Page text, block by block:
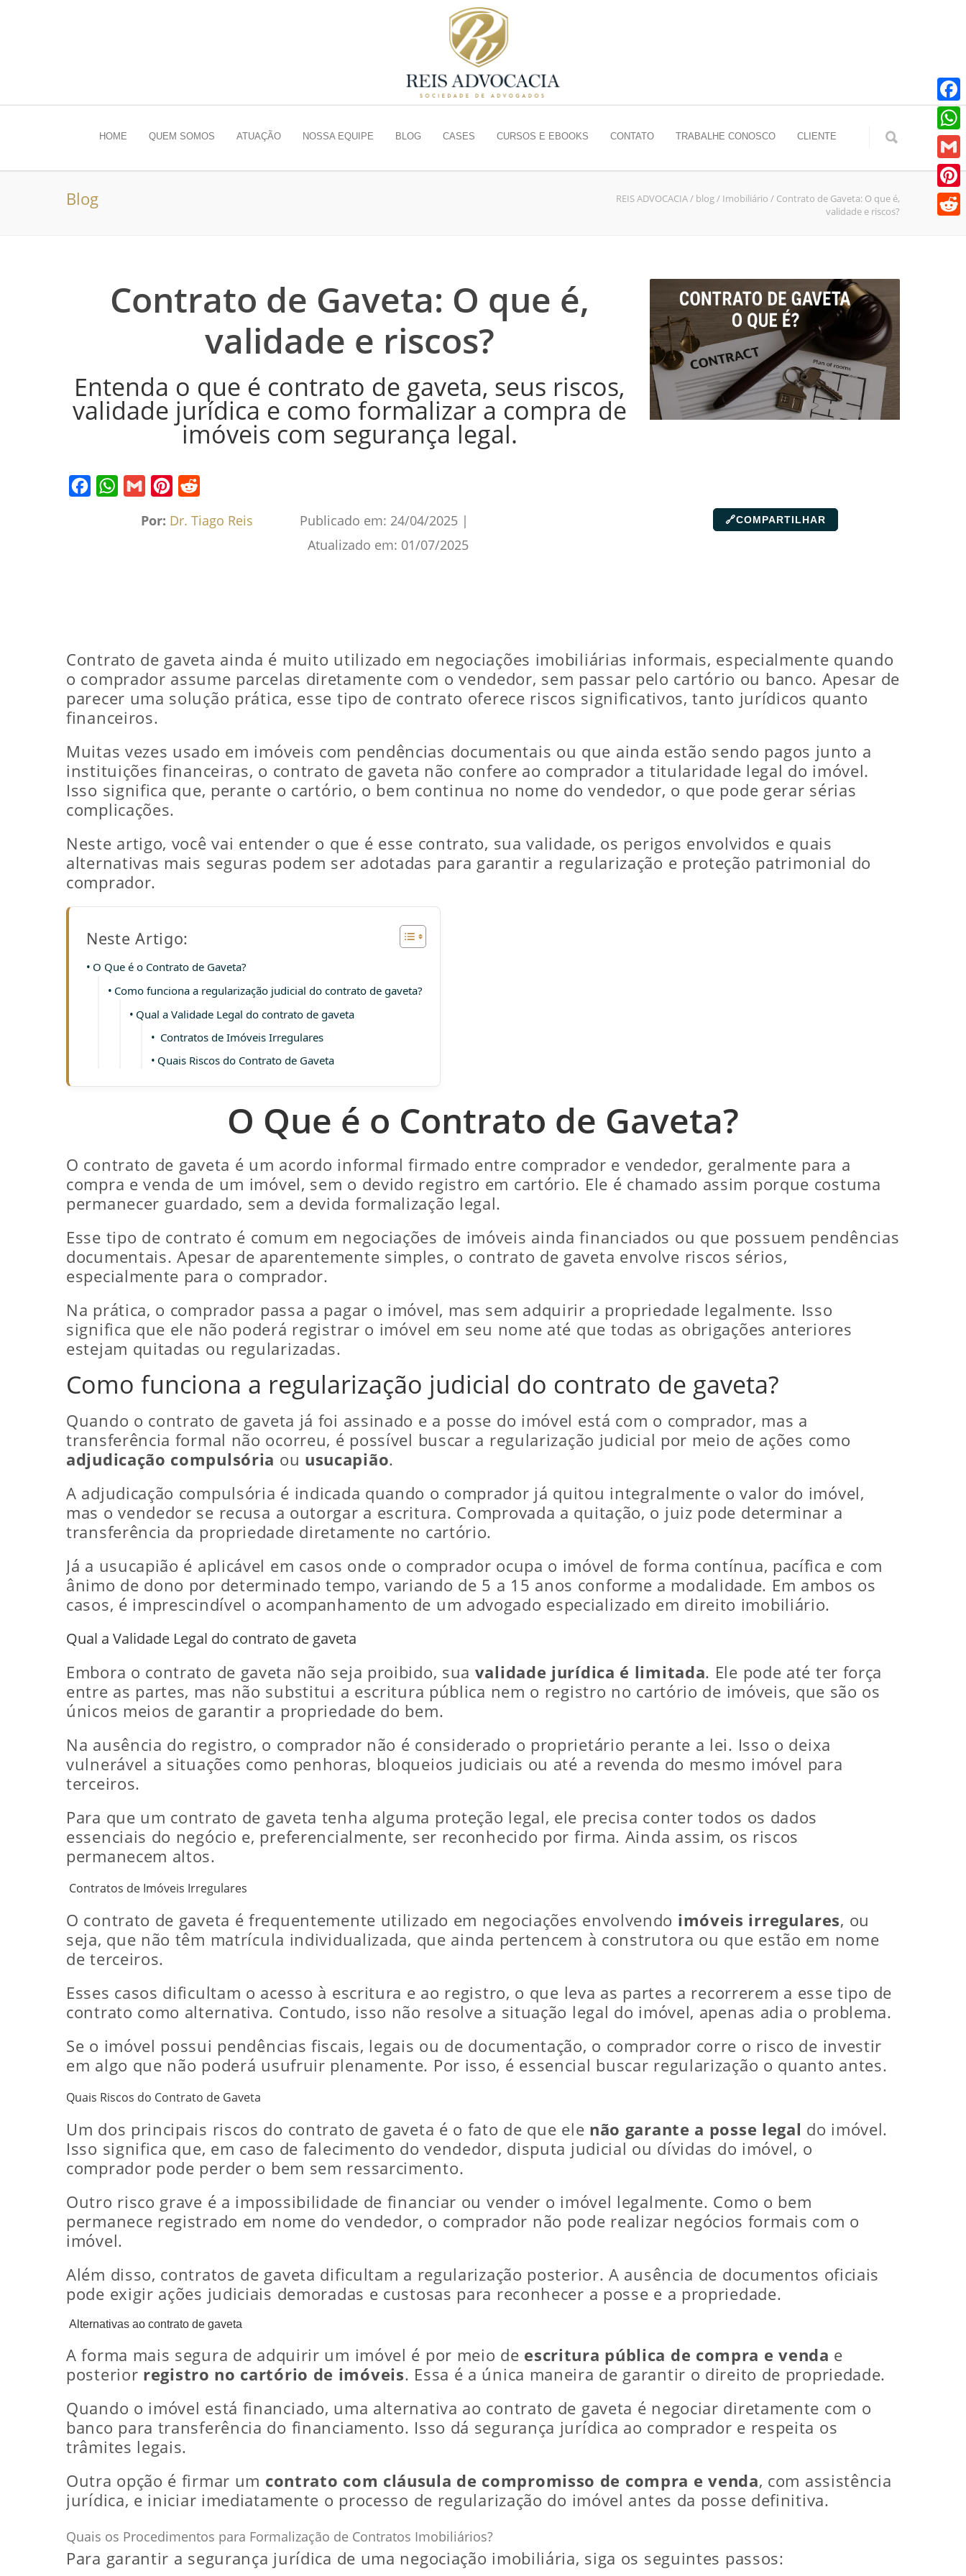
HOME QUEM SOMOS ATUAÇÃO NOSSA EQUIPE BLOG CASES CURSOS E EBOOKS CONTATO TRABALHE CONOSCO CLIENTE
Blog REIS ADVOCACIA/ blog/ Imobiliário / Contrato de Gaveta: O que é,
validade e riscos?
Contrato de Gaveta: O que é,
validade e riscos?
Entenda o que é contrato de gaveta, seus riscos,
validade jurídica e como formalizar a compra de
imóveis com segurança legal.
Por: Dr. Tiago Reis Publicado em: 24/04/2025 |
Atualizado em: 01/07/2025
🔗COMPARTILHAR
Contrato de gaveta ainda é muito utilizado em negociações imobiliárias informais, especialmente quando
o comprador assume parcelas diretamente com o vendedor, sem passar pelo cartório ou banco. Apesar de
parecer uma solução prática, esse tipo de contrato oferece riscos significativos, tanto jurídicos quanto
financeiros.
Muitas vezes usado em imóveis com pendências documentais ou que ainda estão sendo pagos junto a
instituições financeiras, o contrato de gaveta não confere ao comprador a titularidade legal do imóvel.
Isso significa que, perante o cartório, o bem continua no nome do vendedor, o que pode gerar sérias
complicações.
Neste artigo, você vai entender o que é esse contrato, sua validade, os perigos envolvidos e quais
alternativas mais seguras podem ser adotadas para garantir a regularização e proteção patrimonial do
comprador.
Neste Artigo:
O Que é o Contrato de Gaveta?
Como funciona a regularização judicial do contrato de gaveta?
Qual a Validade Legal do contrato de gaveta
Contratos de Imóveis Irregulares
Quais Riscos do Contrato de Gaveta
O Que é o Contrato de Gaveta?
O contrato de gaveta é um acordo informal firmado entre comprador e vendedor, geralmente para a
compra e venda de um imóvel, sem o devido registro em cartório. Ele é chamado assim porque costuma
permanecer guardado, sem a devida formalização legal.
Esse tipo de contrato é comum em negociações de imóveis ainda financiados ou que possuem pendências
documentais. Apesar de aparentemente simples, o contrato de gaveta envolve riscos sérios,
especialmente para o comprador.
Na prática, o comprador passa a pagar o imóvel, mas sem adquirir a propriedade legalmente. Isso
significa que ele não poderá registrar o imóvel em seu nome até que todas as obrigações anteriores
estejam quitadas ou regularizadas.
Como funciona a regularização judicial do contrato de gaveta?
Quando o contrato de gaveta já foi assinado e a posse do imóvel está com o comprador, mas a
transferência formal não ocorreu, é possível buscar a regularização judicial por meio de ações como
adjudicação compulsória ou usucapião.
A adjudicação compulsória é indicada quando o comprador já quitou integralmente o valor do imóvel,
mas o vendedor se recusa a outorgar a escritura. Comprovada a quitação, o juiz pode determinar a
transferência da propriedade diretamente no cartório.
Já a usucapião é aplicável em casos onde o comprador ocupa o imóvel de forma contínua, pacífica e com
ânimo de dono por determinado tempo, variando de 5 a 15 anos conforme a modalidade. Em ambos os
casos, é imprescindível o acompanhamento de um advogado especializado em direito imobiliário.
Qual a Validade Legal do contrato de gaveta
Embora o contrato de gaveta não seja proibido, sua validade jurídica é limitada. Ele pode até ter força
entre as partes, mas não substitui a escritura pública nem o registro no cartório de imóveis, que são os
únicos meios de garantir a propriedade do bem.
Na ausência do registro, o comprador não é considerado o proprietário perante a lei. Isso o deixa
vulnerável a situações como penhoras, bloqueios judiciais ou até a revenda do mesmo imóvel para
terceiros.
Para que um contrato de gaveta tenha alguma proteção legal, ele precisa conter todos os dados
essenciais do negócio e, preferencialmente, ser reconhecido por firma. Ainda assim, os riscos
permanecem altos.
Contratos de Imóveis Irregulares
O contrato de gaveta é frequentemente utilizado em negociações envolvendo imóveis irregulares, ou
seja, que não têm matrícula individualizada, que ainda pertencem à construtora ou que estão em nome
de terceiros.
Esses casos dificultam o acesso à escritura e ao registro, o que leva as partes a recorrerem a esse tipo de
contrato como alternativa. Contudo, isso não resolve a situação legal do imóvel, apenas adia o problema.
Se o imóvel possui pendências fiscais, legais ou de documentação, o comprador corre o risco de investir
em algo que não poderá usufruir plenamente. Por isso, é essencial buscar regularização o quanto antes.
Quais Riscos do Contrato de Gaveta
Um dos principais riscos do contrato de gaveta é o fato de que ele não garante a posse legal do imóvel.
Isso significa que, em caso de falecimento do vendedor, disputa judicial ou dívidas do imóvel, o
comprador pode perder o bem sem ressarcimento.
Outro risco grave é a impossibilidade de financiar ou vender o imóvel legalmente. Como o bem
permanece registrado em nome do vendedor, o comprador não pode realizar negócios formais com o
imóvel.
Além disso, contratos de gaveta dificultam a regularização posterior. A ausência de documentos oficiais
pode exigir ações judiciais demoradas e custosas para reconhecer a posse e a propriedade.
Alternativas ao contrato de gaveta
A forma mais segura de adquirir um imóvel é por meio de escritura pública de compra e venda e
posterior registro no cartório de imóveis. Essa é a única maneira de garantir o direito de propriedade.
Quando o imóvel está financiado, uma alternativa ao contrato de gaveta é negociar diretamente com o
banco para transferência do financiamento. Isso dá segurança jurídica ao comprador e respeita os
trâmites legais.
Outra opção é firmar um contrato com cláusula de compromisso de compra e venda, com assistência
jurídica, e iniciar imediatamente o processo de regularização do imóvel antes da posse definitiva.
Quais os Procedimentos para Formalização de Contratos Imobiliários?
Para garantir a segurança jurídica de uma negociação imobiliária, siga os seguintes passos:
Gmail